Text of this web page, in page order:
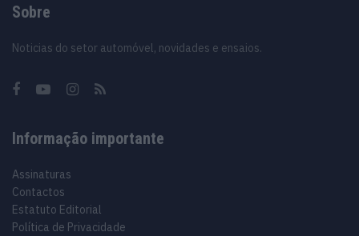
Sobre
Noticias do setor automóvel, novidades e ensaios.
Informação importante
Assinaturas
Contactos
Estatuto Editorial
Política de Privacidade